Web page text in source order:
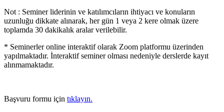
Not : Seminer liderinin ve katılımcıların ihtiyacı ve konuların
uzunluğu dikkate alınarak, her gün 1 veya 2 kere olmak üzere
toplamda 30 dakikalık aralar verilebilir.
* Seminerler online interaktif olarak Zoom platformu üzerinden
yapılmaktadır. İnteraktif seminer olması nedeniyle derslerde kayıt
alınmamaktadır.
Başvuru formu için tıklayın.